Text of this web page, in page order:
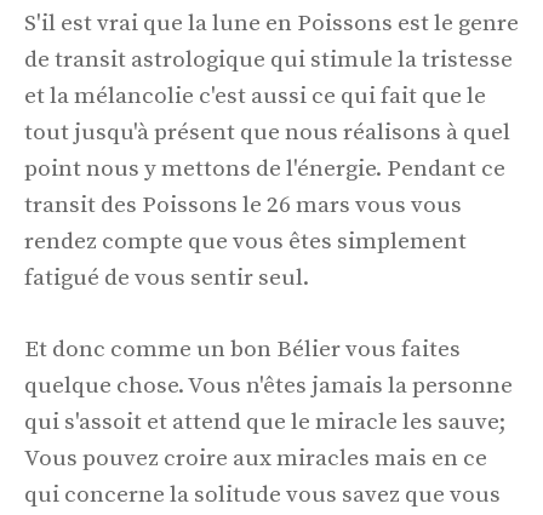
S'il est vrai que la lune en Poissons est le genre
de transit astrologique qui stimule la tristesse
et la mélancolie c'est aussi ce qui fait que le
tout jusqu'à présent que nous réalisons à quel
point nous y mettons de l'énergie. Pendant ce
transit des Poissons le 26 mars vous vous
rendez compte que vous êtes simplement
fatigué de vous sentir seul.
Et donc comme un bon Bélier vous faites
quelque chose. Vous n'êtes jamais la personne
qui s'assoit et attend que le miracle les sauve;
Vous pouvez croire aux miracles mais en ce
qui concerne la solitude vous savez que vous